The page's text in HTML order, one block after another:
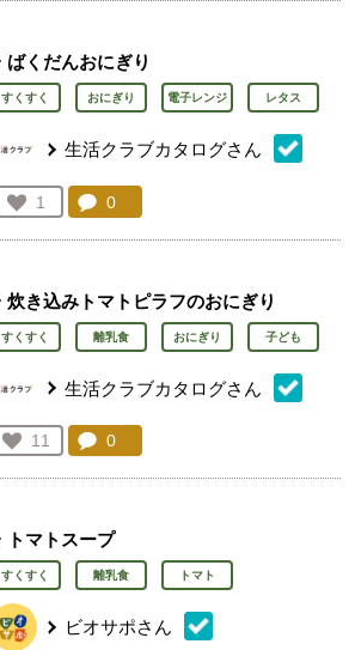
ばくだんおにぎり
すくすく おにぎり 電子レンジ レタス
生活クラブカタログさん
お気に入り登録：
1
人が登録
コメント：
0
炊き込みトマトピラフのおにぎり
すくすく 離乳食 おにぎり 子ども
生活クラブカタログさん
お気に入り登録：
11
人が登録
コメント：
0
トマトスープ
すくすく 離乳食 トマト
ビオサポさん